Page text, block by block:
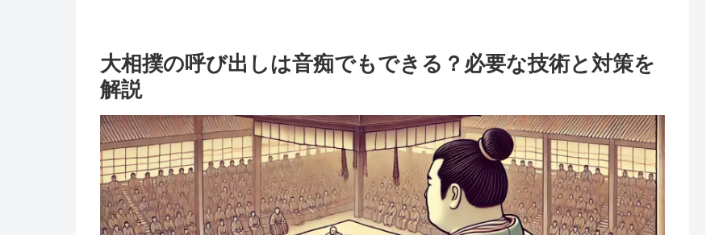
大相撲の呼び出しは音痴でもできる？必要な技術と対策を
解説